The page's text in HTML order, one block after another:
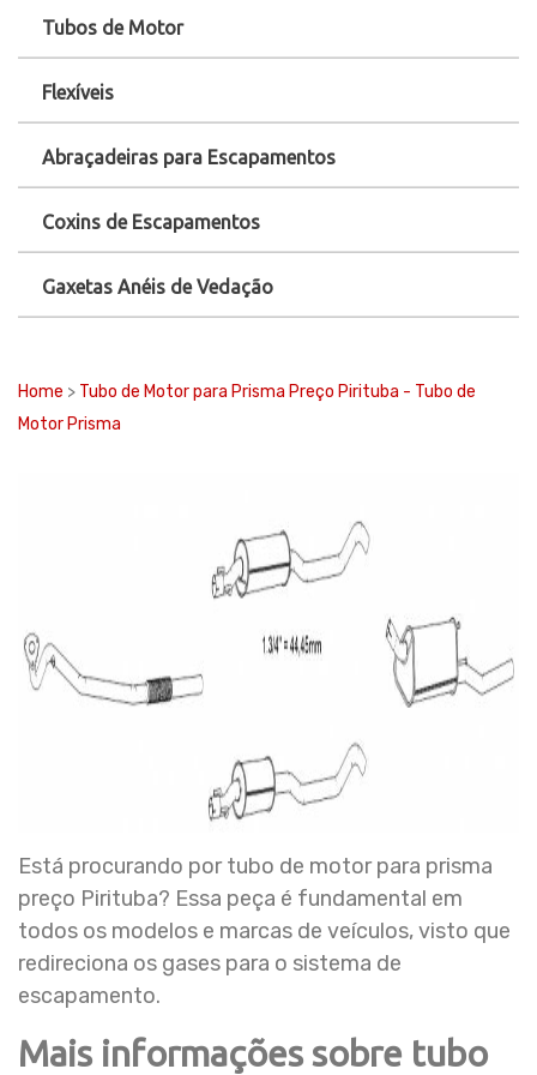
Tubos de Motor
Flexíveis
Abraçadeiras para Escapamentos
Coxins de Escapamentos
Gaxetas Anéis de Vedação
Home > Tubo de Motor para Prisma Preço Pirituba - Tubo de
Motor Prisma
Está procurando por tubo de motor para prisma
preço Pirituba? Essa peça é fundamental em
todos os modelos e marcas de veículos, visto que
redireciona os gases para o sistema de
escapamento.
Mais informações sobre tubo